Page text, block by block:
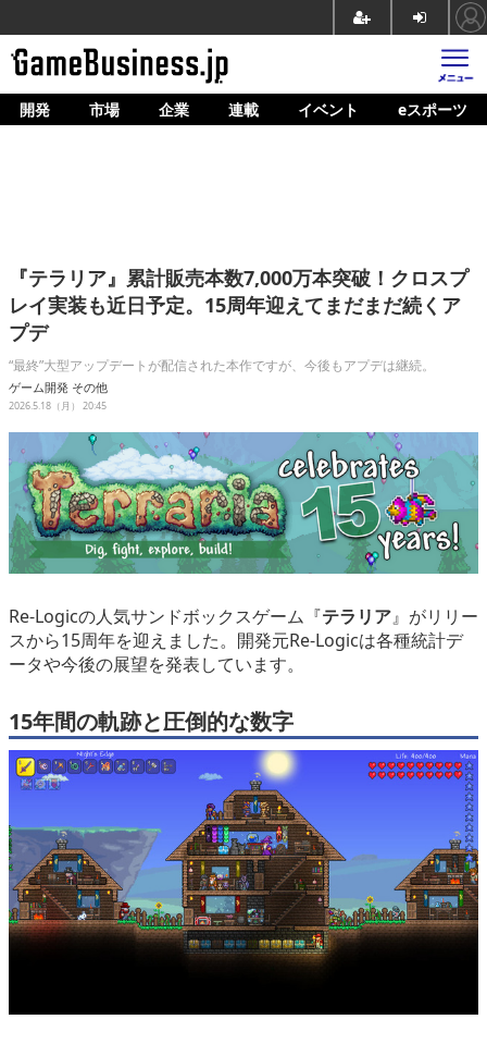
ホーム
企業動向
人材育成
産業政策
イベント/セミナー
eスポーツ
開発 市場 企業 連載 イベント eスポーツ
『テラリア』累計販売本数7,000万本突破！クロスプ
レイ実装も近日予定。15周年迎えてまだまだ続くア
プデ
“最終”大型アップデートが配信された本作ですが、今後もアプデは継続。
ゲーム開発 その他
2026.5.18（月） 20:45
Re-Logicの人気サンドボックスゲーム『テラリア』がリリー
スから15周年を迎えました。開発元Re-Logicは各種統計デ
ータや今後の展望を発表しています。
15年間の軌跡と圧倒的な数字